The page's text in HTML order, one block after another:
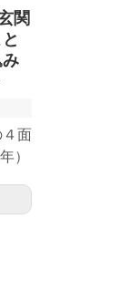
関
面
）